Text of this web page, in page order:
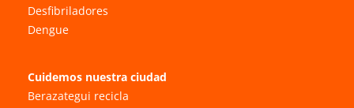
Desfibriladores
Dengue
Cuidemos nuestra ciudad
Berazategui recicla